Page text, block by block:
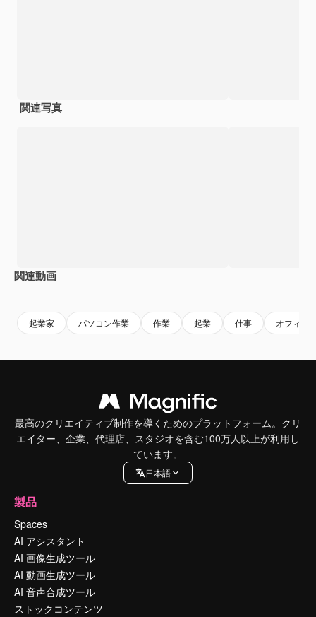
関連写真
関連動画
起業家 パソコン作業 作業 起業 仕事 オフィス
最高のクリエイティブ制作を導くためのプラットフォーム。クリ
エイター、企業、代理店、スタジオを含む100万人以上が利用し
ています。
日本語
製品
Spaces
AI アシスタント
AI 画像生成ツール
AI 動画生成ツール
AI 音声合成ツール
ストックコンテンツ